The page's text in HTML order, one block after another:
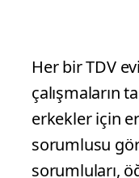
Her bir TDV
çalışmaların
erkekler için
sorumlusu
sorumluları,